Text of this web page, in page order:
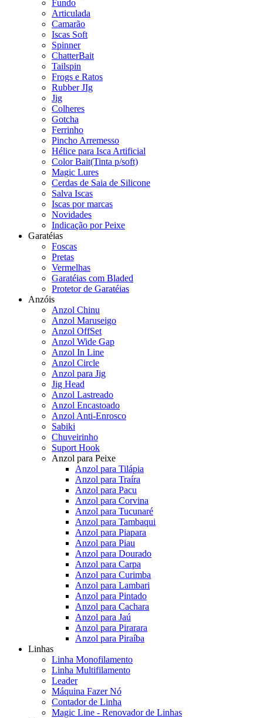
Fundo
Articulada
Camarão
Iscas Soft
Spinner
ChatterBait
Tailspin
Frogs e Ratos
Rubber JIg
Jig
Colheres
Gotcha
Ferrinho
Pincho Arremesso
Hélice para Isca Artificial
Color Bait(Tinta p/soft)
Magic Lures
Cerdas de Saia de Silicone
Salva Iscas
Iscas por marcas
Novidades
Indicação por Peixe
Garatéias
Foscas
Pretas
Vermelhas
Garatéias com Bladed
Protetor de Garatéias
Anzóis
Anzol Chinu
Anzol Maruseigo
Anzol OffSet
Anzol Wide Gap
Anzol In Line
Anzol Circle
Anzol para Jig
Jig Head
Anzol Lastreado
Anzol Encastoado
Anzol Anti-Enrosco
Sabiki
Chuveirinho
Suport Hook
Anzol para Peixe
Anzol para Tilápia
Anzol para Traíra
Anzol para Pacu
Anzol para Corvina
Anzol para Tucunaré
Anzol para Tambaqui
Anzol para Piapara
Anzol para Piau
Anzol para Dourado
Anzol para Carpa
Anzol para Curimba
Anzol para Lambari
Anzol para Pintado
Anzol para Cachara
Anzol para Jaú
Anzol para Pirarara
Anzol para Piraíba
Linhas
Linha Monofilamento
Linha Multifilamento
Leader
Máquina Fazer Nó
Contador de Linha
Magic Line - Renovador de Linhas